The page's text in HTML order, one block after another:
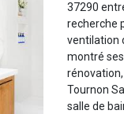
37290
recherche
ventilation
montré
Tournon
salle de